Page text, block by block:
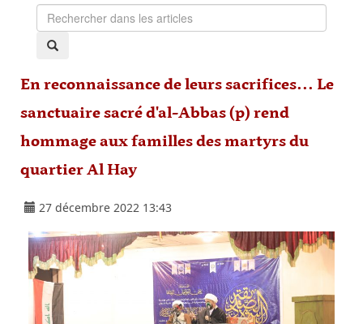
En reconnaissance de leurs sacrifices... Le
sanctuaire sacré d'al-Abbas (p) rend
hommage aux familles des martyrs du
quartier Al Hay
27 décembre 2022 13:43